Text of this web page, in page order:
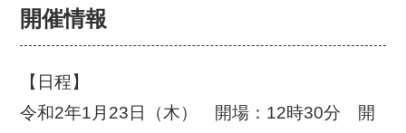
開催情報
【日程】
令和2年1月23日（木）
開場：12時30分 開